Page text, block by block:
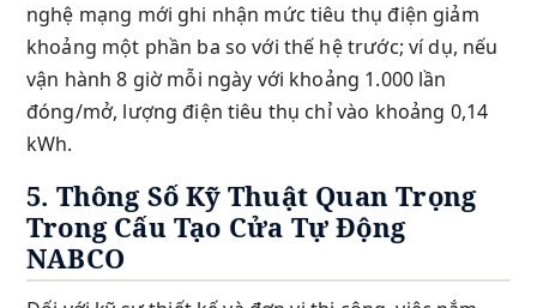
nghệ mạng mới ghi nhận mức tiêu thụ điện giảm
khoảng một phần ba so với thế hệ trước; ví dụ, nếu
vận hành 8 giờ mỗi ngày với khoảng 1.000 lần
đóng/mở, lượng điện tiêu thụ chỉ vào khoảng 0,14
kWh.
5. Thông Số Kỹ Thuật Quan Trọng
Trong Cấu Tạo Cửa Tự Động
NABCO